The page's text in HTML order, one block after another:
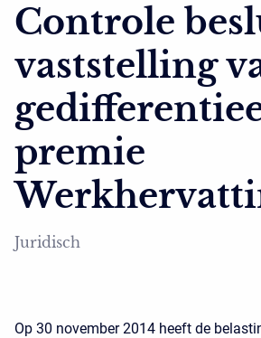
Controle
vaststelling
premie
Juridisch
Op 30 november 2014 heeft de